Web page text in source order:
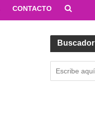
CONTACTO
Buscador